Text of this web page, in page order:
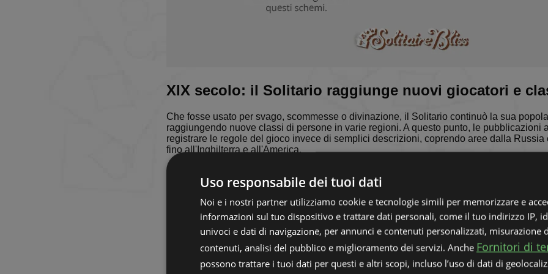
XIX secolo: il Solitario raggiunge nuovi giocatori e
Che fosse usato per svago, scommesse o divinazione, il Solitario continuò la sua
raggiungendo nuove classi di persone in varie regioni. A questo punto, le pubblicazioni
registrare le regole del gioco invece di semplici descrizioni, coprendo aree dalla
fino all'Inghilterra e all'America.
All'inizio del secolo, il primo libro dedicato esclusivamente al gioco fu pubblicato a
pubblicati in Svezia prima del 1850. La prima menzione americana del gioco fu in una
1870, mentre la prima menzione inglese fu Illustrated Games of Patience di Lady
nel 1874). Questo testo è importante perché, invece di essere solo un'antologia piena di
interamente dedicato al Solitario.
Molte altre donne scrissero libri che includevano il gioco — molti dei quali erano
— nel XIX secolo, dimostrando che non solo era popolare tra le donne ma era anche
ricreativa adatta a loro. Games of Patience for One or More Players di Mary Whitmore
offriva varianti del gioco sia per giocatori singoli che per più giocatori.
Uso responsabile dei tuoi dati
Noi e i nostri partner utilizziamo cookie e tecnologie simili per memorizzare e
informazioni sul tuo dispositivo e trattare dati personali, come il tuo indirizzo IP,
univoci e dati di navigazione, per annunci e contenuti personalizzati, misurazione
contenuti, analisi del pubblico e miglioramento dei servizi. Anche Fornitori di
possono trattare i tuoi dati per questi e altri scopi, incluso l’uso di dati di